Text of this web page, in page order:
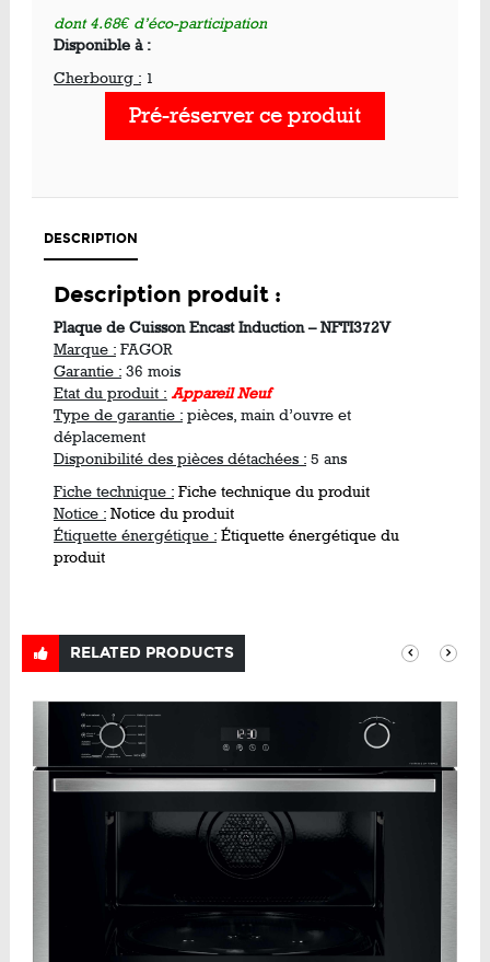
dont 4.68€ d’éco-participation
Disponible à :
Cherbourg : 1
Pré-réserver ce produit
DESCRIPTION
Description produit :
Plaque de Cuisson Encast Induction – NFTI372V
Marque : FAGOR
Garantie : 36 mois
Etat du produit : Appareil Neuf
Type de garantie : pièces, main d’ouvre et
déplacement
Disponibilité des pièces détachées : 5 ans
Fiche technique : Fiche technique du produit
Notice : Notice du produit
Étiquette énergétique : Étiquette énergétique du
produit
RELATED PRODUCTS